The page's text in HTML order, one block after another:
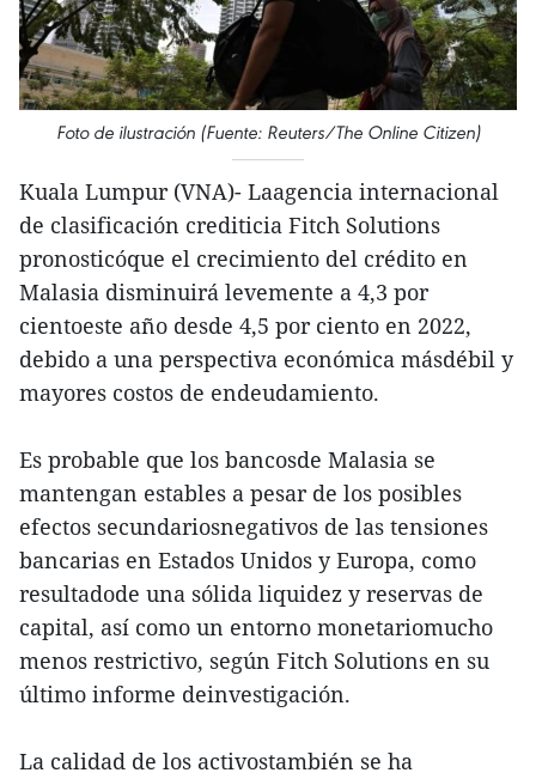
Foto de ilustración (Fuente: Reuters/The Online Citizen)
Kuala Lumpur (VNA)- Laagencia internacional
de clasificación crediticia Fitch Solutions
pronosticóque el crecimiento del crédito en
Malasia disminuirá levemente a 4,3 por
cientoeste año desde 4,5 por ciento en 2022,
debido a una perspectiva económica másdébil y
mayores costos de endeudamiento.
Es probable que los bancosde Malasia se
mantengan estables a pesar de los posibles
efectos secundariosnegativos de las tensiones
bancarias en Estados Unidos y Europa, como
resultadode una sólida liquidez y reservas de
capital, así como un entorno monetariomucho
menos restrictivo, según Fitch Solutions en su
último informe deinvestigación.
La calidad de los activostambién se ha